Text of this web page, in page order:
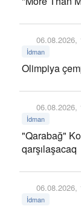
06.08.2026,
İdman
Olimpiya
06.08.2026,
İdman
"Qarabağ"
qarşılaşacaq
06.08.2026,
İdman